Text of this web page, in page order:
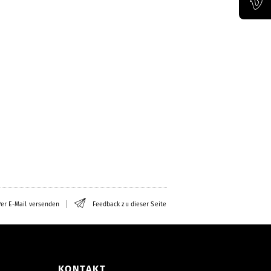
E-Mail versenden Feedback zu dieser Seite